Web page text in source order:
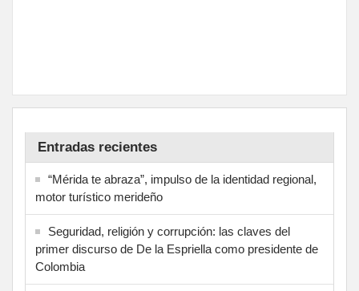
Entradas recientes
“Mérida te abraza”, impulso de la identidad regional,
motor turístico merideño
Seguridad, religión y corrupción: las claves del
primer discurso de De la Espriella como presidente de
Colombia